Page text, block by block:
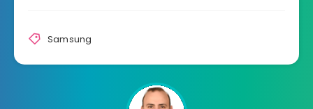
Samsung